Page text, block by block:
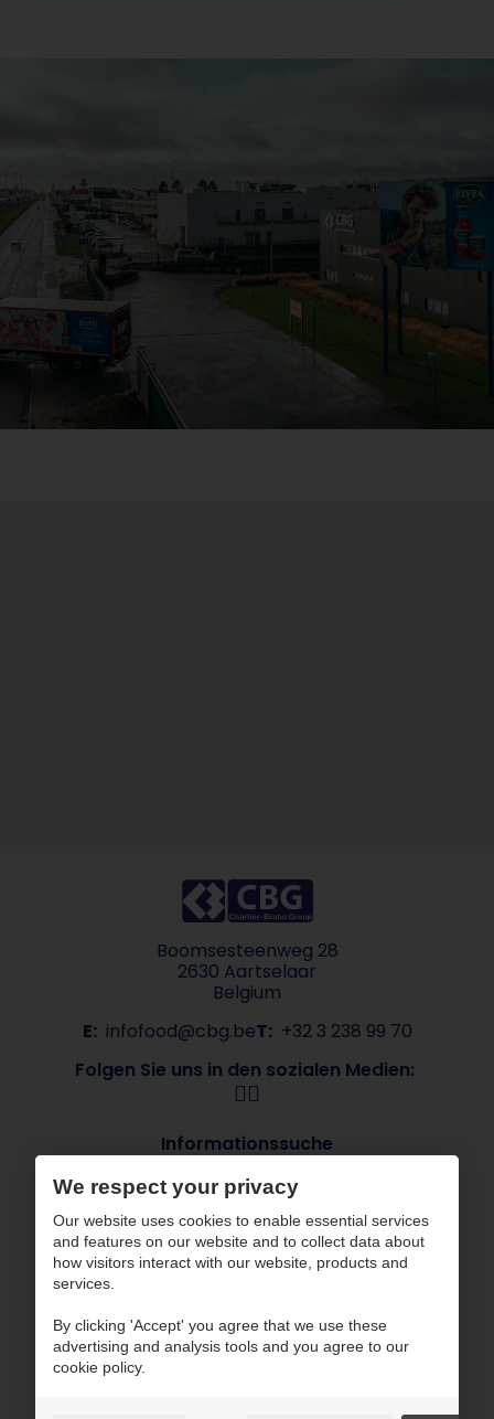
Boomsesteenweg 28
2630 Aartselaar
Belgium
E: infofood@cbg.beT: +32 3 238 99 70
Folgen Sie uns in den sozialen Medien:
Informationssuche
Branchen
ESG
CBG arbeitet mit zertifizierten Partnern
We respect your privacy
Our website uses cookies to enable essential services
and features on our website and to collect data about
how visitors interact with our website, products and
services.
By clicking 'Accept' you agree that we use these
advertising and analysis tools and you agree to our
cookie policy.